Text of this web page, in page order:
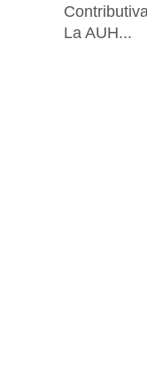
La AUH...